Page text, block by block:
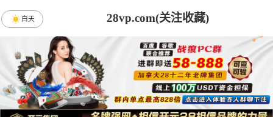
28vp.com(关注收藏)
白天